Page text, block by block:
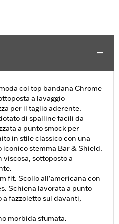
col top bandana Chrome
a lavaggio
per il taglio aderente.
di spalline facili da
a punto smock per
in stile classico con una
stemma Bar & Shield.
viscosa, sottoposto a
fit. Scollo all'americana con
Schiena lavorata a punto
a fazzoletto sul davanti,
morbida sfumata.